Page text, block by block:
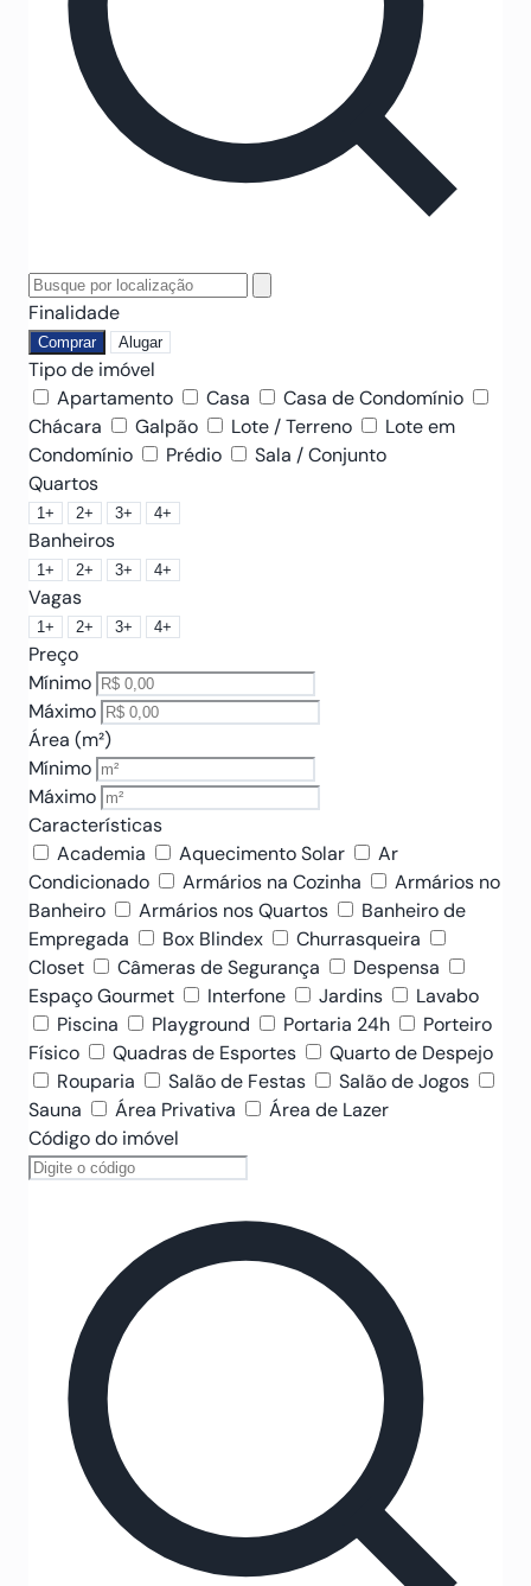
Finalidade
Comprar Alugar
Tipo de imóvel
Apartamento
Casa
Casa de Condomínio
Chácara
Galpão Lote / Terreno
Lote em
Condomínio
Prédio
Sala / Conjunto
Quartos
1+ 2+ 3+ 4+
Banheiros
1+ 2+ 3+ 4+
Vagas
1+ 2+ 3+ 4+
Preço
Mínimo
Máximo
Área (m²)
Mínimo
Máximo
Características
Academia
Aquecimento Solar
Ar
Condicionado
Armários na Cozinha
Armários no
Banheiro
Armários nos Quartos
Banheiro de
Empregada
Box Blindex
Churrasqueira
Closet
Câmeras de Segurança
Despensa
Espaço Gourmet
Interfone Jardins
Lavabo
Piscina
Playground Portaria 24h
Porteiro
Físico
Quadras de Esportes
Quarto de Despejo
Rouparia
Salão de Festas
Salão de Jogos
Sauna
Área Privativa
Área de Lazer
Código do imóvel